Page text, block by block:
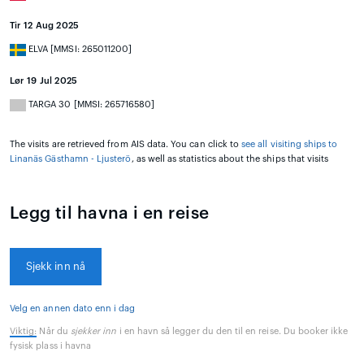
Tir 12 Aug 2025
ELVA [MMSI: 265011200]
Lør 19 Jul 2025
TARGA 30 [MMSI: 265716580]
The visits are retrieved from AIS data. You can click tosee all visiting ships to
Linanäs Gästhamn - Ljusterö, as well as statistics about the ships that visits
Legg til havna i en reise
Sjekk inn nå
Velg en annen dato enn i dag
Viktig: Når du sjekker inn i en havn så legger du den til en reise. Du booker ikke
fysisk plass i havna